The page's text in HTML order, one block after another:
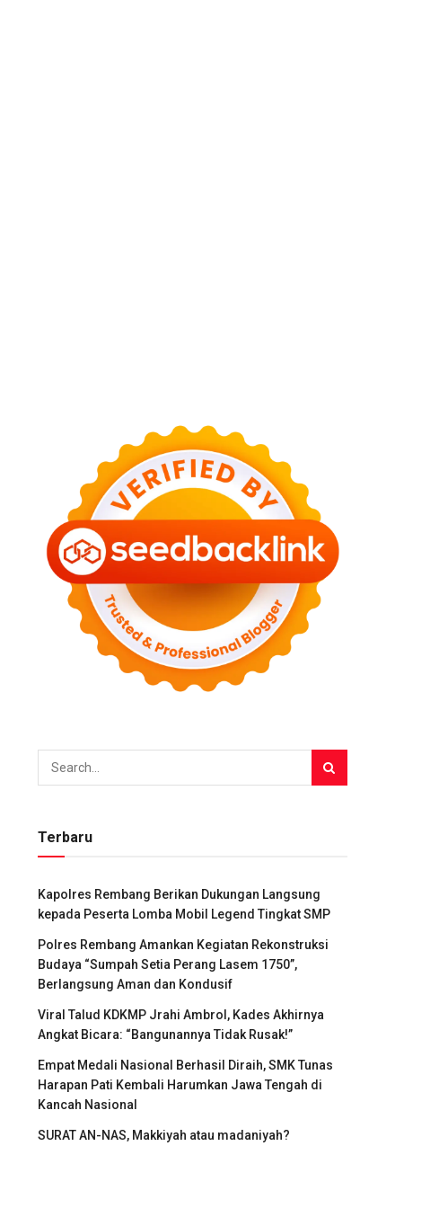
Terbaru
Kapolres Rembang Berikan Dukungan Langsung
kepada Peserta Lomba Mobil Legend Tingkat SMP
Polres Rembang Amankan Kegiatan Rekonstruksi
Budaya “Sumpah Setia Perang Lasem 1750”,
Berlangsung Aman dan Kondusif
Viral Talud KDKMP Jrahi Ambrol, Kades Akhirnya
Angkat Bicara: “Bangunannya Tidak Rusak!”
Empat Medali Nasional Berhasil Diraih, SMK Tunas
Harapan Pati Kembali Harumkan Jawa Tengah di
Kancah Nasional
SURAT AN-NAS, Makkiyah atau madaniyah?